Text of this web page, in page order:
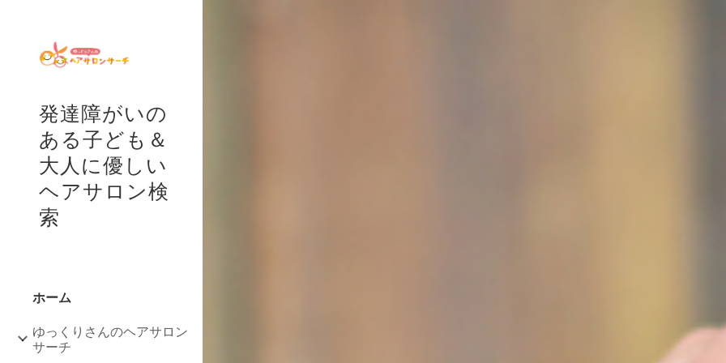
発達障がいの
ある子ども＆
大人に優しい
ヘアサロン検
索
ホーム
ゆっくりさんのヘアサロン
サーチ